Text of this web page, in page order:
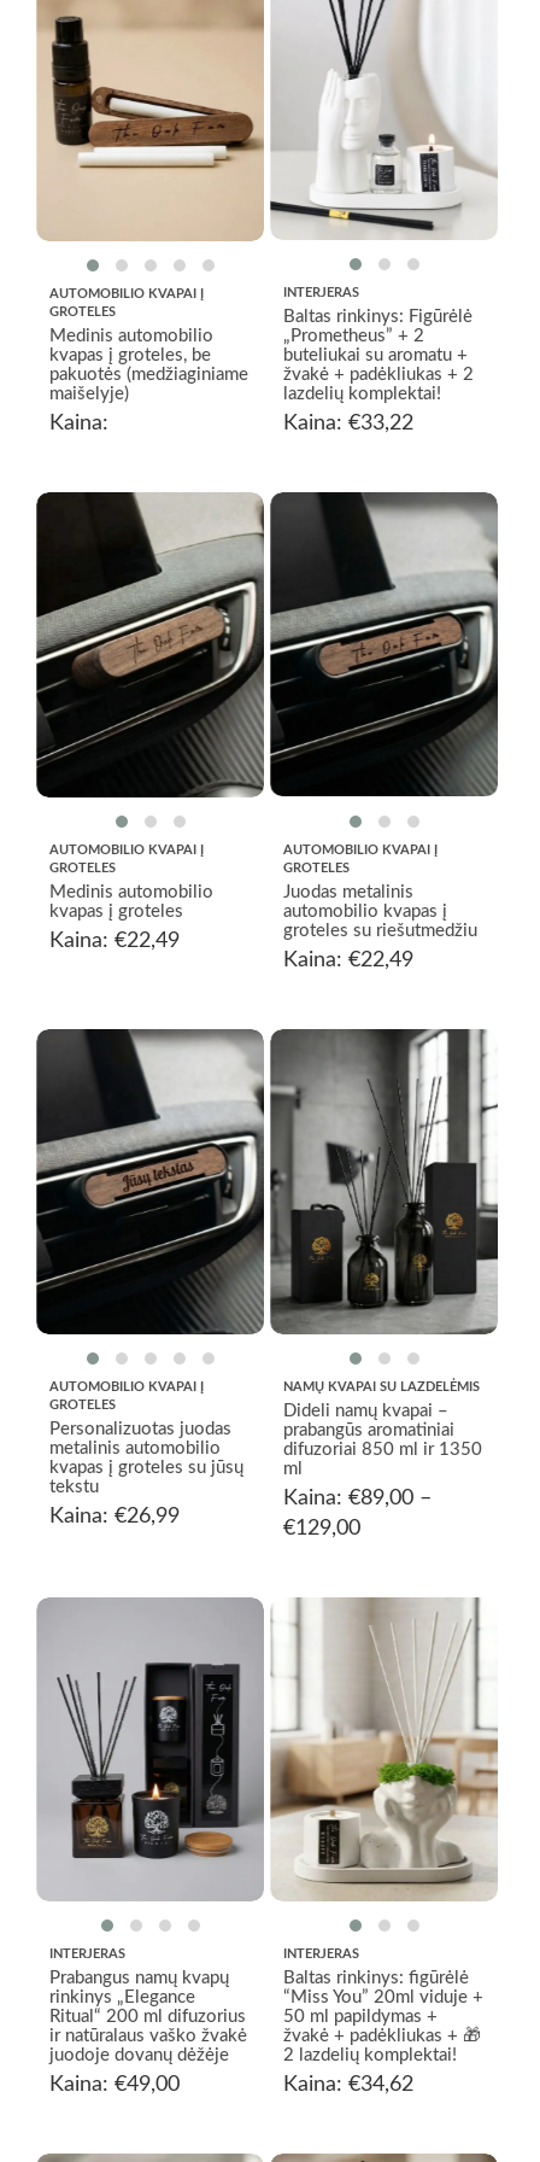
AUTOMOBILIO KVAPAI Į
GROTELES
Medinis automobilio
kvapas į groteles, be
pakuotės (medžiaginiame
maišelyje)
Kaina:
INTERJERAS
Baltas rinkinys: Figūrėlė
„Prometheus” + 2
buteliukai su aromatu +
žvakė + padėkliukas + 2
lazdelių komplektai!
Kaina: €33,22
AUTOMOBILIO KVAPAI Į
GROTELES
Medinis automobilio
kvapas į groteles
Kaina: €22,49
AUTOMOBILIO KVAPAI Į
GROTELES
Juodas metalinis
automobilio kvapas į
groteles su riešutmedžiu
Kaina: €22,49
AUTOMOBILIO KVAPAI Į
GROTELES
Personalizuotas juodas
metalinis automobilio
kvapas į groteles su jūsų
tekstu
Kaina: €26,99
NAMŲ KVAPAI SU LAZDELĖMIS
Dideli namų kvapai –
prabangūs aromatiniai
difuzoriai 850 ml ir 1350
ml
Kaina: €89,00 –
€129,00Price
through
€129,00
INTERJERAS
Prabangus namų kvapų
rinkinys „Elegance
Ritual“ 200 ml difuzorius
ir natūralaus vaško žvakė
juodoje dovanų dėžėje
Kaina: €49,00
INTERJERAS
Baltas rinkinys: figūrėlė
“Miss You” 20ml viduje +
50 ml papildymas +
žvakė + padėkliukas + 🎁
2 lazdelių komplektai!
Kaina: €34,62